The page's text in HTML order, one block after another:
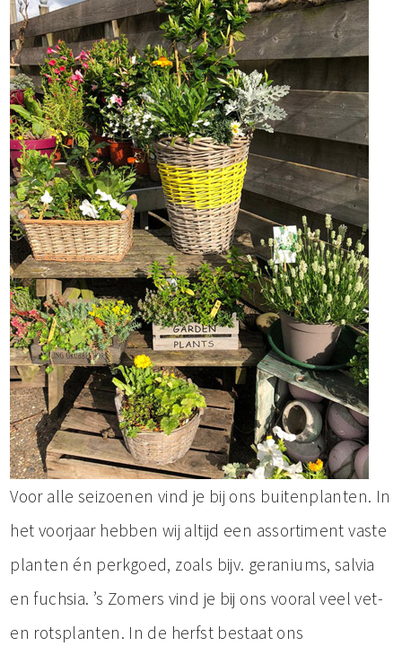
Voor alle seizoenen vind je bij ons buitenplanten. In
het voorjaar hebben wij altijd een assortiment vaste
planten én perkgoed, zoals bijv. geraniums, salvia
en fuchsia. ’s Zomers vind je bij ons vooral veel vet-
en rotsplanten. In de herfst bestaat ons